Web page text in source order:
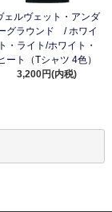
ェルヴェット・アンダ
グラウンド / ホワイ
ト・ライト/ホワイト・
ート（Tシャツ 4色）
3,200円(内税)